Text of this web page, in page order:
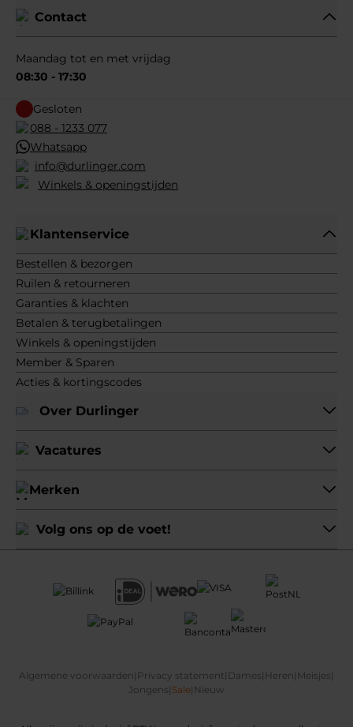
Contact
Maandag tot en met vrijdag
08:30 - 17:30
Gesloten
088 - 1233 077
Whatsapp
info@durlinger.com
Winkels & openingstijden
Klantenservice
Bestellen & bezorgen
Ruilen & retourneren
Garanties & klachten
Betalen & terugbetalingen
Winkels & openingstijden
Member & Sparen
Acties & kortingscodes
Over Durlinger
Vacatures
Merken
Volg ons op de voet!
Algemene voorwaarden Privacy statement Dames Heren Meisjes
Jongens Sale Nieuw